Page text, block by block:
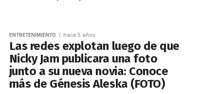
ENTRETENIMIENTO hace 5 años
Las redes explotan luego de que
Nicky Jam publicara una foto
junto a su nueva novia: Conoce
más de Génesis Aleska (FOTO)